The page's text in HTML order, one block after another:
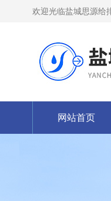
欢迎光临盐城思源给
网站首页